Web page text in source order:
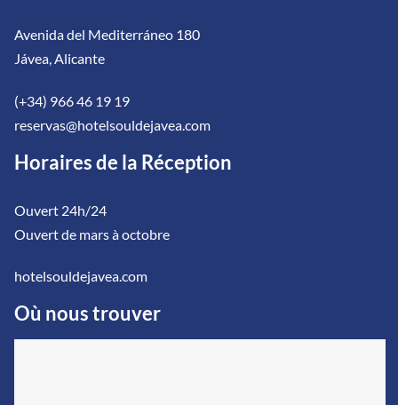
Avenida del Mediterráneo 180
Jávea, Alicante
(+34) 966 46 19 19
reservas@hotelsouldejavea.com
Horaires de la Réception
Ouvert 24h/24
Ouvert de mars à octobre
hotelsouldejavea.com
Où nous trouver